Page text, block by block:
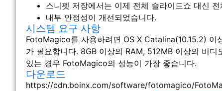
스니펫 저장에서는 이제 전체 슬라이드쇼 대신
내부 안정성이 개선되었습니다.
시스템 요구 사항
FotoMagico를 사용하려면 OS X Catalina(10.15.2)
가 필요합니다. 8GB 이상의 RAM, 512MB 이상의 비
있는 경우 FotoMagico의 성능이 가장 좋습니다.
다운로드
https://cdn.boinx.com/software/fotomagico/